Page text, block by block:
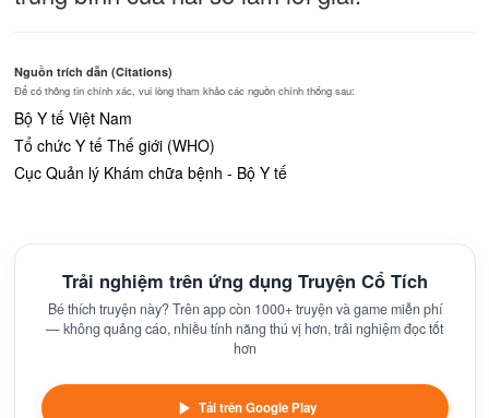
Nguồn trích dẫn (Citations)
Để có thông tin chính xác, vui lòng tham khảo các nguồn chính thống sau:
Bộ Y tế Việt Nam
Tổ chức Y tế Thế giới (WHO)
Cục Quản lý Khám chữa bệnh - Bộ Y tế
Trải nghiệm trên ứng dụng Truyện Cổ Tích
Bé thích truyện này? Trên app còn 1000+ truyện và game miễn phí
— không quảng cáo, nhiều tính năng thú vị hơn, trải nghiệm đọc tốt
hơn
Tải trên Google Play